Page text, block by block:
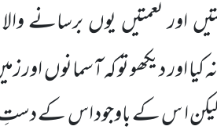
اور نعمتیں یوں برسانے
اور دیکھو تو کہ آسمانوں
لیکن ا س کے باوجود اس کے